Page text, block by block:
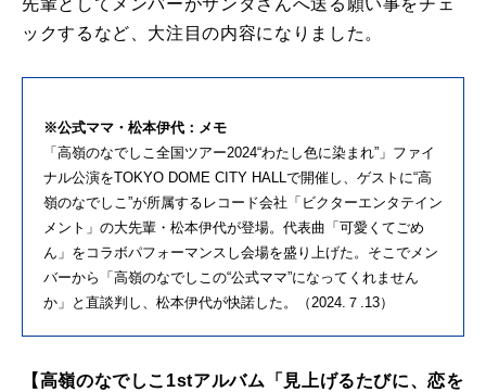
先輩としてメンバーがサンタさんへ送る願い事をチェ
ックするなど、大注目の内容になりました。
※公式ママ・松本伊代：メモ
「高嶺のなでしこ全国ツアー2024“わたし色に染まれ”」ファイ
ナル公演をTOKYO DOME CITY HALLで開催し、ゲストに“高
嶺のなでしこ”が所属するレコード会社「ビクターエンタテイン
メント」の大先輩・松本伊代が登場。代表曲「可愛くてごめ
ん」をコラボパフォーマンスし会場を盛り上げた。そこでメン
バーから「高嶺のなでしこの“公式ママ”になってくれません
か」と直談判し、松本伊代が快諾した。（2024.７.13）
【高嶺のなでしこ1stアルバム「見上げるたびに、恋を